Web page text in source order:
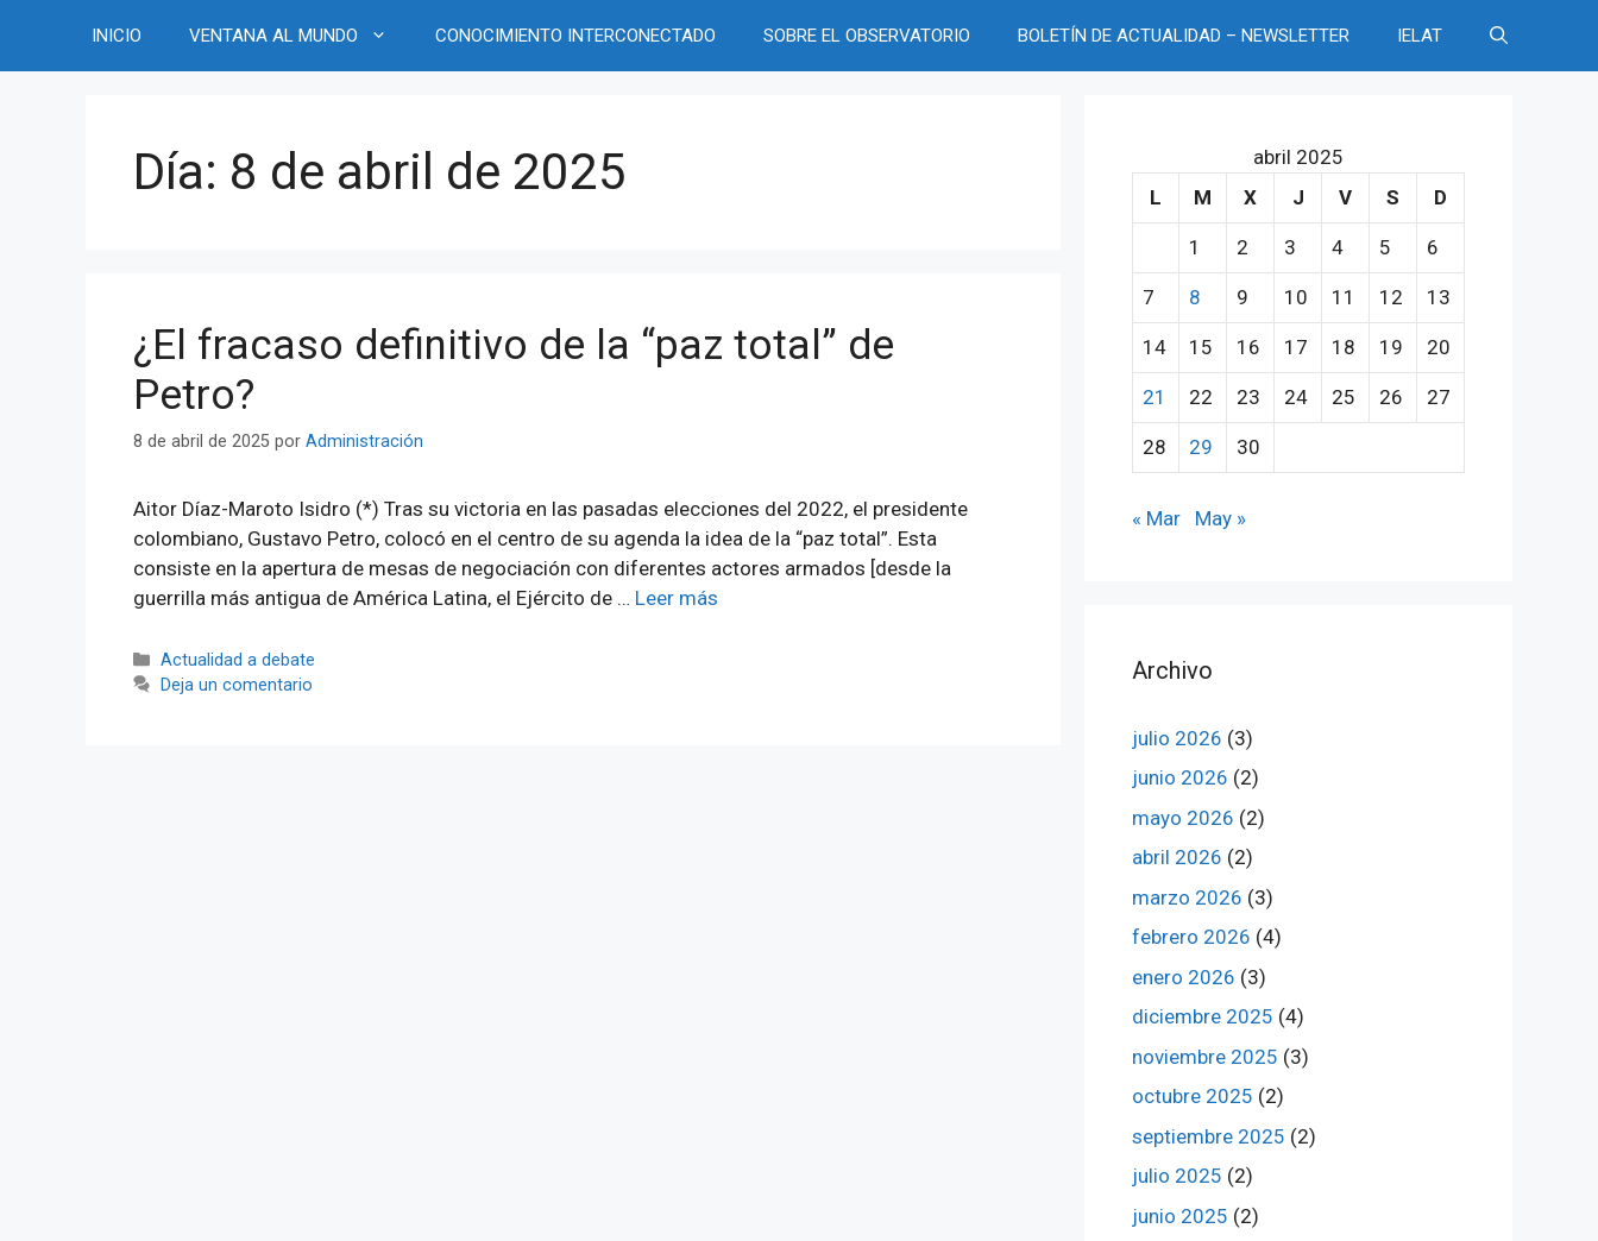
contenido
INICIO VENTANA AL MUNDO CONOCIMIENTO INTERCONECTADO SOBRE EL OBSERVATORIO BOLETÍN DE ACTUALIDAD – NEWSLETTER IELAT
Día: 8 de abril de 2025
¿El fracaso definitivo de la “paz total” de
Petro?
8 de abril de 2025 por Administración
Aitor Díaz-Maroto Isidro (*) Tras su victoria en las pasadas elecciones del 2022, el presidente
colombiano, Gustavo Petro, colocó en el centro de su agenda la idea de la “paz total”. Esta
consiste en la apertura de mesas de negociación con diferentes actores armados [desde la
guerrilla más antigua de América Latina, el Ejército de … Leer más
Categorías
Actualidad a debate
Deja un comentario
abril 2025
L
M X J V S D
1 2 3 4 5 6
7 8 9 10 11 12 13
14 15 16 17 18 19 20
21 22 23 24 25 26 27
28 29 30
« Mar May »
Archivo
julio 2026 (3)
junio 2026 (2)
mayo 2026 (2)
abril 2026 (2)
marzo 2026 (3)
febrero 2026 (4)
enero 2026 (3)
diciembre 2025 (4)
noviembre 2025 (3)
octubre 2025 (2)
septiembre 2025 (2)
julio 2025 (2)
junio 2025 (2)